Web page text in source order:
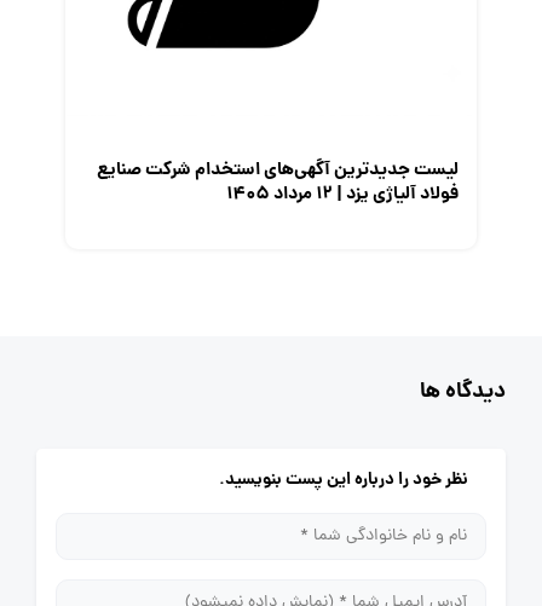
لیست جدیدترین آگهی‌های استخدام شرکت صنایع
فولاد آلیاژی یزد | ۱۲ مرداد ۱۴۰۵
دیدگاه ها
نظر خود را درباره این پست بنویسید.